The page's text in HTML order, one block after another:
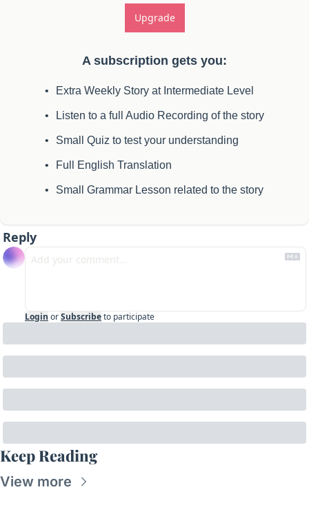
Upgrade
A subscription gets you:
Extra Weekly Story at Intermediate Level
Listen to a full Audio Recording of the story
Small Quiz to test your understanding
Full English Translation
Small Grammar Lesson related to the story
Reply
Login orSubscribeto participate
Keep Reading
View more